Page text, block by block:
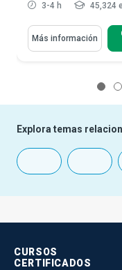
3-4 h 45,324
Más información
Explora temas
CURSOS
CERTIFICADOS